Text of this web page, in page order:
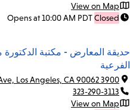
View on Map
Closed
Opens at 10:00 AM PDT
حديقة المعارض - مكتبة الدكتورة
الفرعية
3900 S. Western Ave, Los Angeles, CA 90062
323-290-3113
View on Map